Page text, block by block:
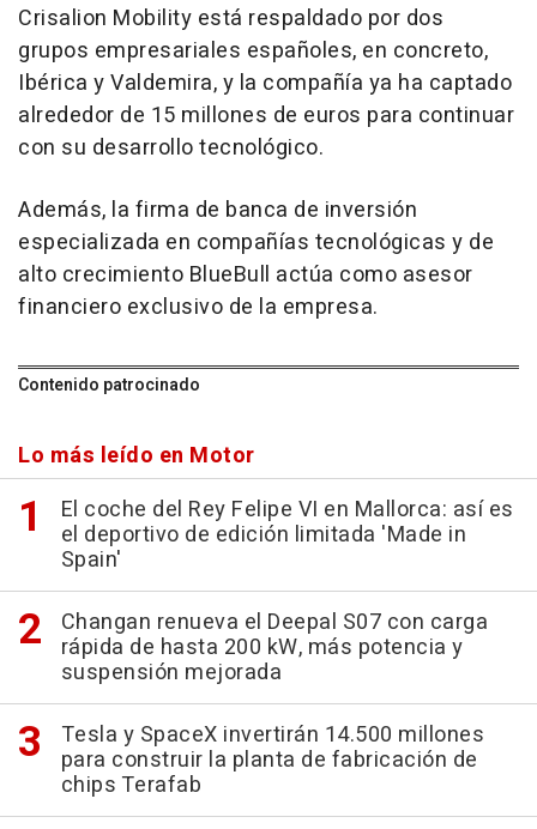
Crisalion Mobility está respaldado por dos
grupos empresariales españoles, en concreto,
Ibérica y Valdemira, y la compañía ya ha captado
alrededor de 15 millones de euros para continuar
con su desarrollo tecnológico.
Además, la firma de banca de inversión
especializada en compañías tecnológicas y de
alto crecimiento BlueBull actúa como asesor
financiero exclusivo de la empresa.
Contenido patrocinado
Lo más leído en Motor
El coche del Rey Felipe VI en Mallorca: así es
el deportivo de edición limitada 'Made in
Spain'
Changan renueva el Deepal S07 con carga
rápida de hasta 200 kW, más potencia y
suspensión mejorada
Tesla y SpaceX invertirán 14.500 millones
para construir la planta de fabricación de
chips Terafab